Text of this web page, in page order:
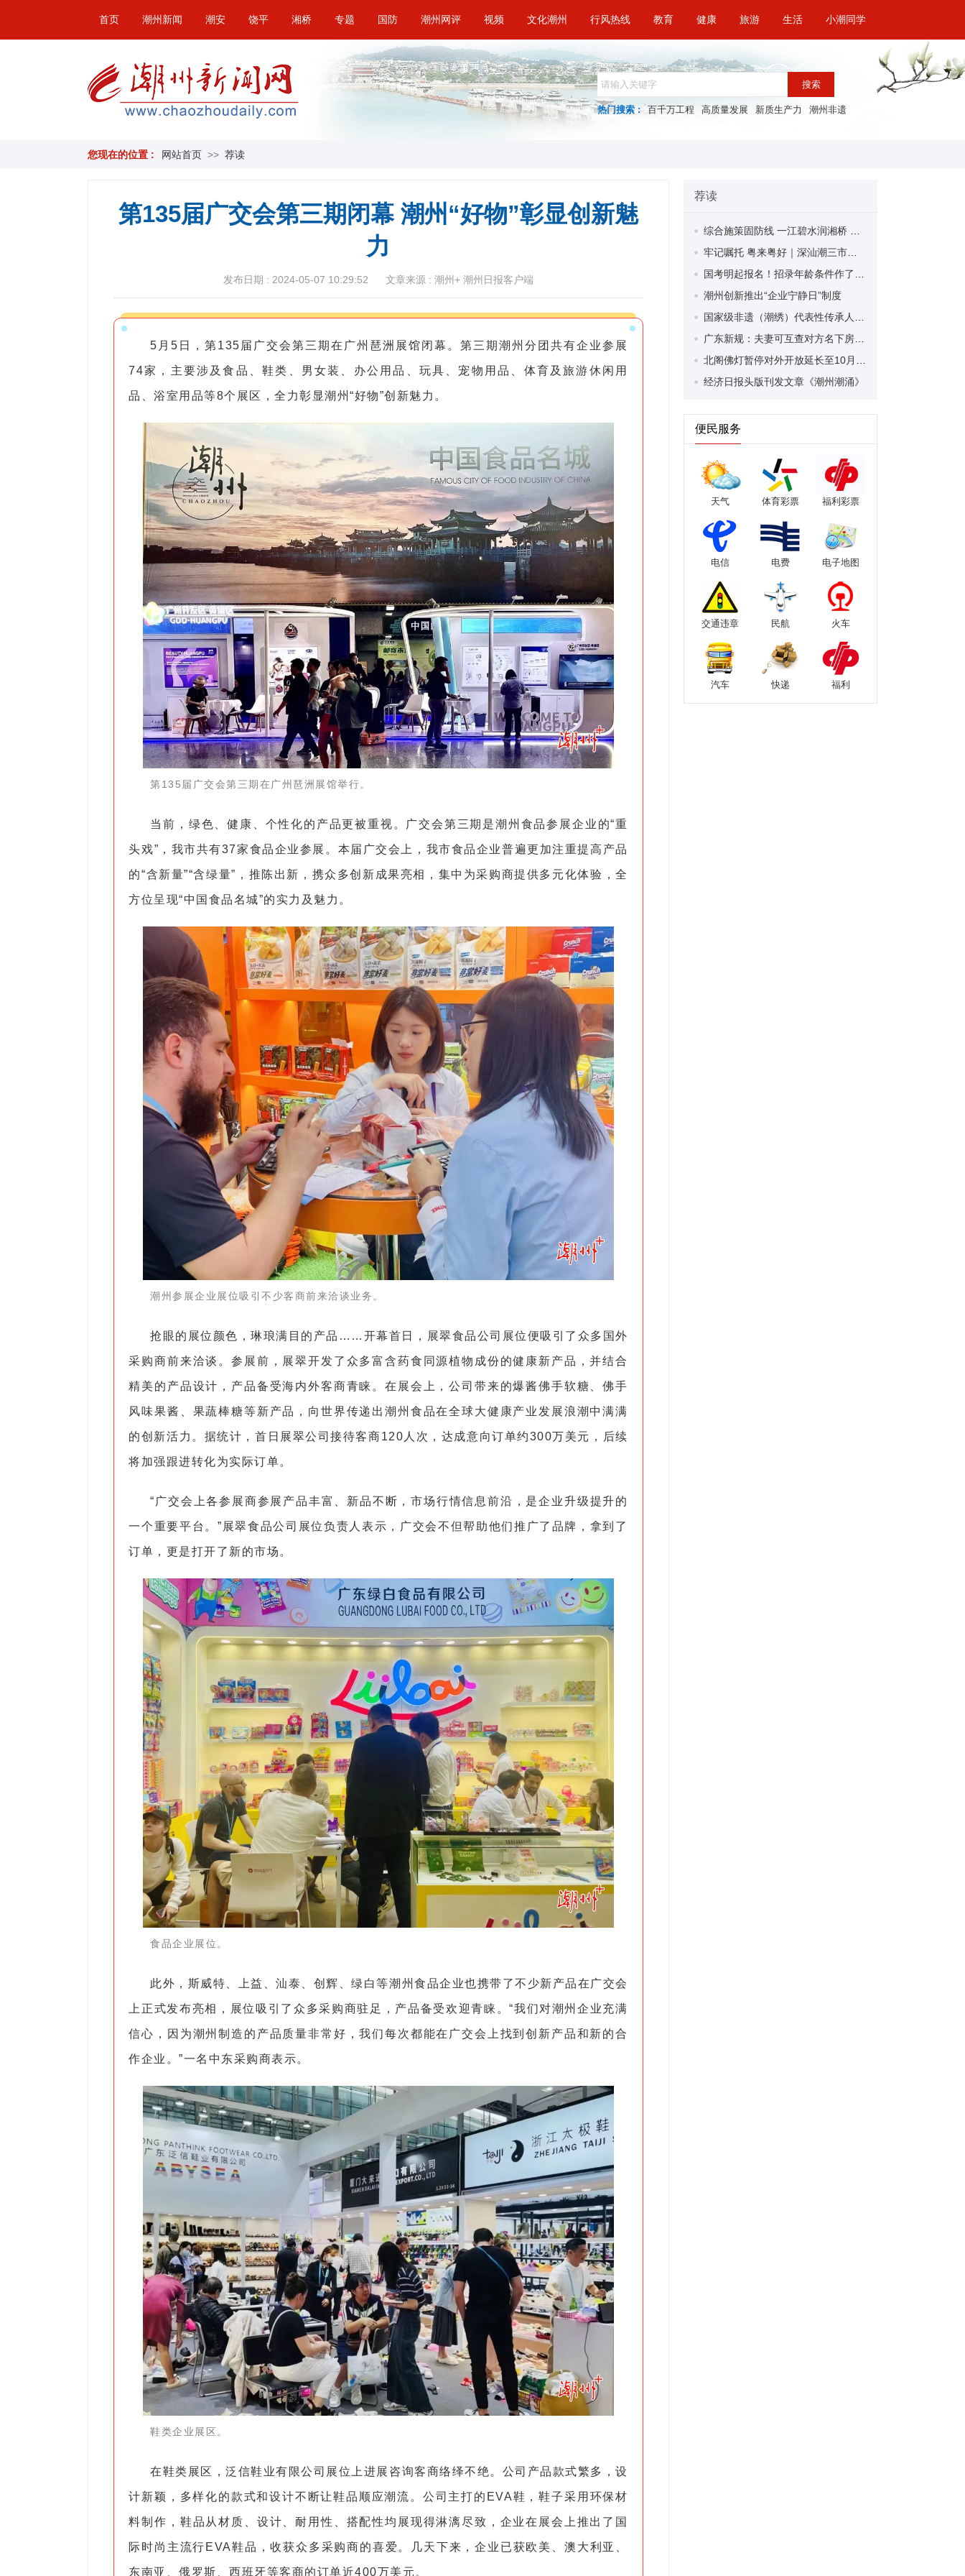
首页 潮州新闻 潮安 饶平 湘桥 专题 国防 潮州网评 视频 文化潮州 行风热线 教育 健康 旅游 生活 小潮同学
搜索
热门搜索 : 百千万工程 高质量发展 新质生产力 潮州非遗
您现在的位置 : 网站首页 >> 荐读
第135届广交会第三期闭幕 潮州“好物”彰显创新魅
力
发布日期 : 2024-05-07 10:29:52 文章来源 : 潮州+ 潮州日报客户端
5月5日，第135届广交会第三期在广州琶洲展馆闭幕。第三期潮州分团共有企业参展
74家，主要涉及食品、鞋类、男女装、办公用品、玩具、宠物用品、体育及旅游休闲用
品、浴室用品等8个展区，全力彰显潮州“好物”创新魅力。
第135届广交会第三期在广州琶洲展馆举行。
当前，绿色、健康、个性化的产品更被重视。广交会第三期是潮州食品参展企业的“重
头戏”，我市共有37家食品企业参展。本届广交会上，我市食品企业普遍更加注重提高产品
的“含新量”“含绿量”，推陈出新，携众多创新成果亮相，集中为采购商提供多元化体验，全
方位呈现“中国食品名城”的实力及魅力。
潮州参展企业展位吸引不少客商前来洽谈业务。
抢眼的展位颜色，琳琅满目的产品……开幕首日，展翠食品公司展位便吸引了众多国外
采购商前来洽谈。参展前，展翠开发了众多富含药食同源植物成份的健康新产品，并结合
精美的产品设计，产品备受海内外客商青睐。在展会上，公司带来的爆酱佛手软糖、佛手
风味果酱、果蔬棒糖等新产品，向世界传递出潮州食品在全球大健康产业发展浪潮中满满
的创新活力。据统计，首日展翠公司接待客商120人次，达成意向订单约300万美元，后续
将加强跟进转化为实际订单。
“广交会上各参展商参展产品丰富、新品不断，市场行情信息前沿，是企业升级提升的
一个重要平台。”展翠食品公司展位负责人表示，广交会不但帮助他们推广了品牌，拿到了
订单，更是打开了新的市场。
食品企业展位。
此外，斯威特、上益、汕泰、创辉、绿白等潮州食品企业也携带了不少新产品在广交会
上正式发布亮相，展位吸引了众多采购商驻足，产品备受欢迎青睐。“我们对潮州企业充满
信心，因为潮州制造的产品质量非常好，我们每次都能在广交会上找到创新产品和新的合
作企业。”一名中东采购商表示。
鞋类企业展区。
在鞋类展区，泛信鞋业有限公司展位上进展咨询客商络绎不绝。公司产品款式繁多，设
计新颖，多样化的款式和设计不断让鞋品顺应潮流。公司主打的EVA鞋，鞋子采用环保材
料制作，鞋品从材质、设计、耐用性、搭配性均展现得淋漓尽致，企业在展会上推出了国
际时尚主流行EVA鞋品，收获众多采购商的喜爱。几天下来，企业已获欧美、澳大利亚、
东南亚、俄罗斯、西班牙等客商的订单近400万美元。
荐读
潮州创新推出“企业宁静日”制度
经济日报头版刊发文章《潮州潮涌》
便民服务
天气 体育彩票 福利彩票
电信 电费 电子地图
交通违章 民航 火车
汽车 快递 福利